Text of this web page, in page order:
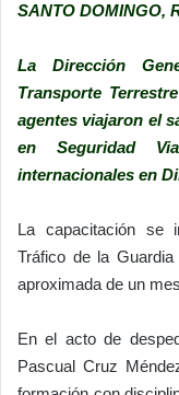
SANTO DOMINGO,
La Dirección
Transporte
agentes viajaron el
en Seguridad
internacionales en
La capacitación se
Tráfico de la
aproximada de un
En el acto de
Pascual Cruz